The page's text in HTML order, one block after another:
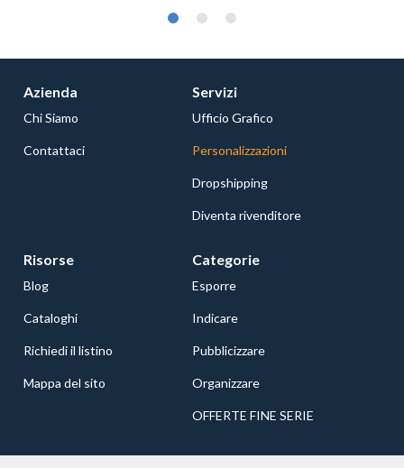
Azienda
Chi Siamo
Contattaci
Servizi
Ufficio Grafico
Personalizzazioni
Dropshipping
Diventa rivenditore
Risorse
Blog
Cataloghi
Richiedi il listino
Mappa del sito
Categorie
Esporre
Indicare
Pubblicizzare
Organizzare
OFFERTE FINE SERIE